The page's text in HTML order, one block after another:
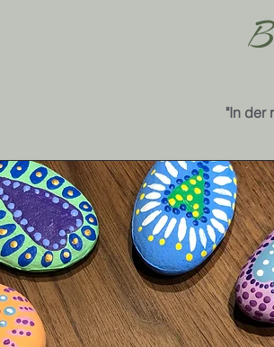
"In der